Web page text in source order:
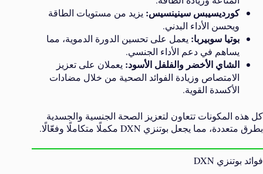
كورديسيبس سينينسيس: يزيد من مستويات الطاقة
ويحسن الأداء البدني.
بوتيا سوبيربا: يعمل على تحسين الدورة الدموية، مما
يساهم في دعم الأداء الجنسي.
الشاي الأخضر والفلفل الأسود: يعملان على تعزيز
الامتصاص وزيادة الفوائد الصحية من خلال مضادات
الأكسدة القوية.
كل هذه المكونات تتعاون لتعزيز الصحة الجنسية والجسدية
بطرق متعددة، مما يجعل بوتنزي DXN مكملًا متكاملًا وفعّالًا.
فوائد بوتنزي DXN